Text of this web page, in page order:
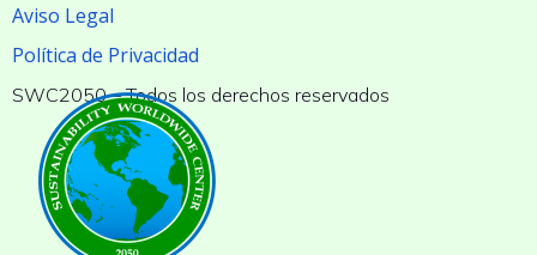
Aviso Legal
Política de Privacidad
SWC2050 – Todos los derechos reservados